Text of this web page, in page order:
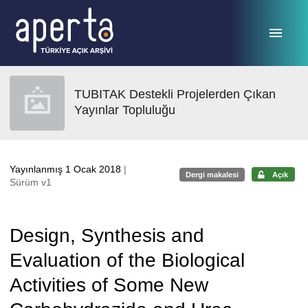
TUBITAK Destekli Projelerden Çıkan
Yayınlar Topluluğu
Yayınlanmış 1 Ocak 2018 |
Sürüm v1
Dergi makalesi Açık
Design, Synthesis and
Evaluation of the Biological
Activities of Some New